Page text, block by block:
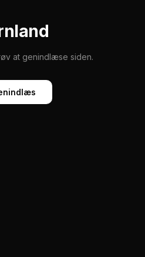
at genindlæse siden.